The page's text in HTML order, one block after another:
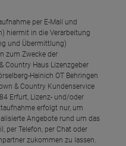
per E-Mail und
hiermit in die Verarbeitung
und Übermittlung)
zum Zwecke der
Country Haus Lizenzgeber
Hainich OT Behringen
& Country Kundenservice
Erfurt, Lizenz- und/oder
erfolgt nur, um
Angebote rund um das
per Telefon, per Chat oder
zukommen zu lassen.